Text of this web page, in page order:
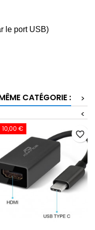
le port USB)
CATÉGORIE :
>
<
€
favorite_border